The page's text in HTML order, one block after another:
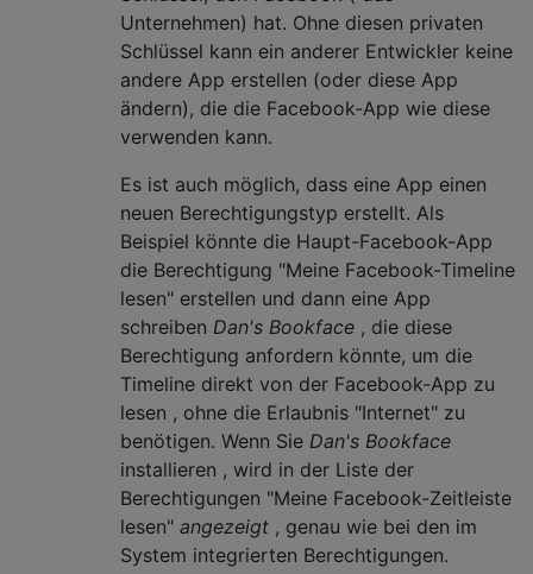
Unternehmen) hat. Ohne diesen privaten
Schlüssel kann ein anderer Entwickler keine
andere App erstellen (oder diese App
ändern), die die Facebook-App wie diese
verwenden kann.
Es ist auch möglich, dass eine App einen
neuen Berechtigungstyp erstellt. Als
Beispiel könnte die Haupt-Facebook-App
die Berechtigung "Meine Facebook-Timeline
lesen" erstellen und dann eine App
schreiben Dan's Bookface , die diese
Berechtigung anfordern könnte, um die
Timeline direkt von der Facebook-App zu
lesen , ohne die Erlaubnis "Internet" zu
benötigen. Wenn Sie Dan's Bookface
installieren , wird in der Liste der
Berechtigungen "Meine Facebook-Zeitleiste
lesen" angezeigt , genau wie bei den im
System integrierten Berechtigungen.